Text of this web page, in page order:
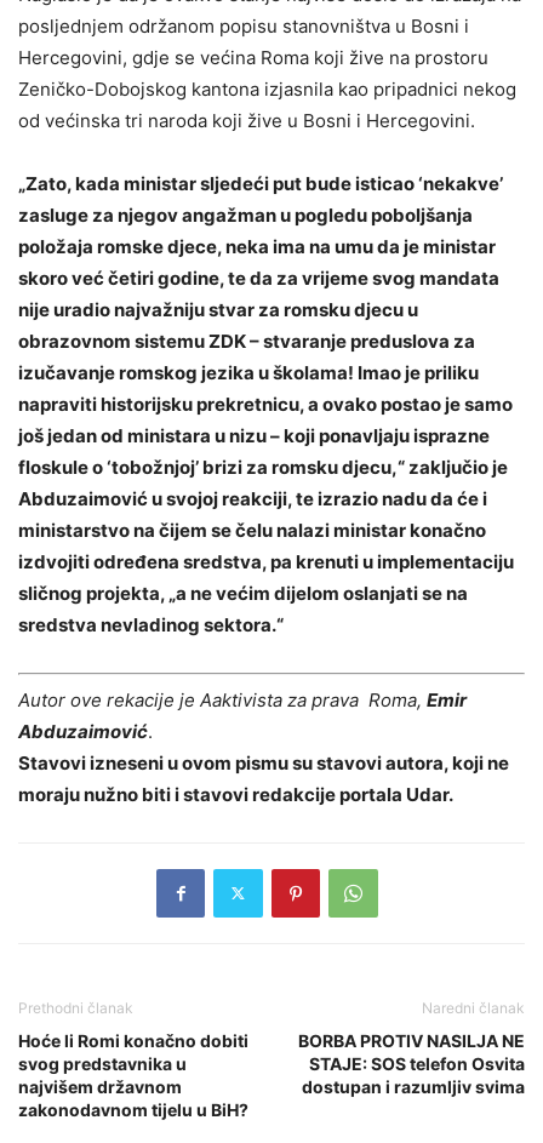
posljednjem održanom popisu stanovništva u Bosni i
Hercegovini, gdje se većina Roma koji žive na prostoru
Zeničko-Dobojskog kantona izjasnila kao pripadnici nekog
od većinska tri naroda koji žive u Bosni i Hercegovini.
„Zato, kada ministar sljedeći put bude isticao ‘nekakve’
zasluge za njegov angažman u pogledu poboljšanja
položaja romske djece, neka ima na umu da je ministar
skoro već četiri godine, te da za vrijeme svog mandata
nije uradio najvažniju stvar za romsku djecu u
obrazovnom sistemu ZDK – stvaranje preduslova za
izučavanje romskog jezika u školama! Imao je priliku
napraviti historijsku prekretnicu, a ovako postao je samo
još jedan od ministara u nizu – koji ponavljaju isprazne
floskule o ‘tobožnjoj’ brizi za romsku djecu,“ zaključio je
Abduzaimović u svojoj reakciji, te izrazio nadu da će i
ministarstvo na čijem se čelu nalazi ministar konačno
izdvojiti određena sredstva, pa krenuti u implementaciju
sličnog projekta, „a ne većim dijelom oslanjati se na
sredstva nevladinog sektora.“
Autor ove rekacije je Aaktivista za prava Roma, Emir
Abduzaimović.
Stavovi izneseni u ovom pismu su stavovi autora, koji ne
moraju nužno biti i stavovi redakcije portala Udar.
Prethodni članak
Hoće li Romi konačno dobiti
svog predstavnika u
najvišem državnom
zakonodavnom tijelu u BiH?
Naredni članak
BORBA PROTIV NASILJA NE
STAJE: SOS telefon Osvita
dostupan i razumljiv svima